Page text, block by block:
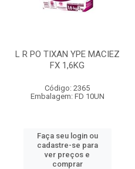
L R PO TIXAN YPE MACIEZ
FX 1,6KG
Código: 2365
Embalagem: FD 10UN
Faça seu login ou
cadastre-se para
ver preços e
comprar